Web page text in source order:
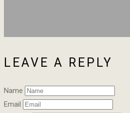
LEAVE A REPLY
Name
Email